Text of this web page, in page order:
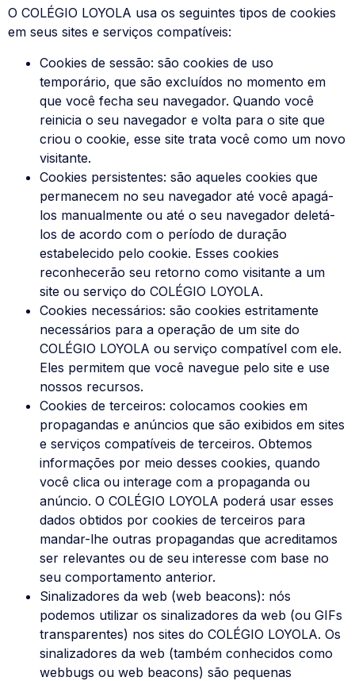
O COLÉGIO LOYOLA usa os seguintes tipos de cookies
em seus sites e serviços compatíveis:
Cookies de sessão: são cookies de uso
temporário, que são excluídos no momento em
que você fecha seu navegador. Quando você
reinicia o seu navegador e volta para o site que
criou o cookie, esse site trata você como um novo
visitante.
Cookies persistentes: são aqueles cookies que
permanecem no seu navegador até você apagá-
los manualmente ou até o seu navegador deletá-
los de acordo com o período de duração
estabelecido pelo cookie. Esses cookies
reconhecerão seu retorno como visitante a um
site ou serviço do COLÉGIO LOYOLA.
Cookies necessários: são cookies estritamente
necessários para a operação de um site do
COLÉGIO LOYOLA ou serviço compatível com ele.
Eles permitem que você navegue pelo site e use
nossos recursos.
Cookies de terceiros: colocamos cookies em
propagandas e anúncios que são exibidos em sites
e serviços compatíveis de terceiros. Obtemos
informações por meio desses cookies, quando
você clica ou interage com a propaganda ou
anúncio. O COLÉGIO LOYOLA poderá usar esses
dados obtidos por cookies de terceiros para
mandar-lhe outras propagandas que acreditamos
ser relevantes ou de seu interesse com base no
seu comportamento anterior.
Sinalizadores da web (web beacons): nós
podemos utilizar os sinalizadores da web (ou GIFs
transparentes) nos sites do COLÉGIO LOYOLA. Os
sinalizadores da web (também conhecidos como
webbugs ou web beacons) são pequenas